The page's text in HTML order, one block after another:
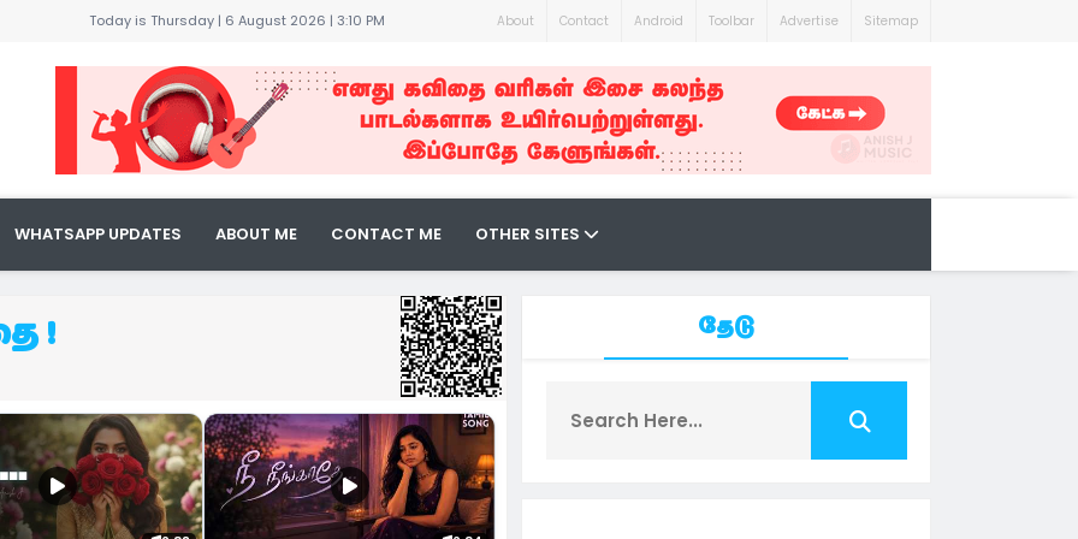
!
நீ...
Today is Thursday | 6 August 2026 | 3:10 PM About Contact Android Toolbar Advertise Sitemap
WHATSAPP UPDATES ABOUT ME CONTACT ME OTHER SITES
! தேடு